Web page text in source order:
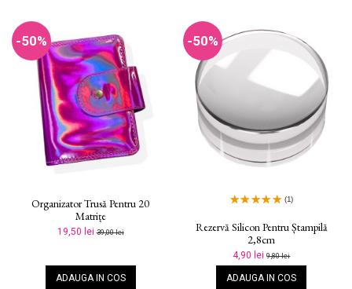
-50%
Organizator Trusă Pentru 20
Matrițe
19,50 lei39,00 lei
ADAUGA IN COS
-50%
(1)
Rezervă Silicon Pentru Ștampilă
2,8cm
4,90 lei9,80 lei
ADAUGA IN COS